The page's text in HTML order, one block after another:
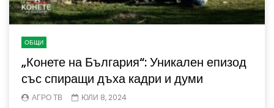
ОБЩИ
„Конете на България“: Уникален епизод
със спиращи дъха кадри и думи
АГРО ТВ ЮЛИ 8, 2024